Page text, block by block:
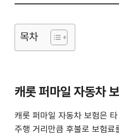
목차
캐롯 퍼마일 자동차
캐롯 퍼마일 자동차 보험은
주행 거리만큼 후불로 보험료